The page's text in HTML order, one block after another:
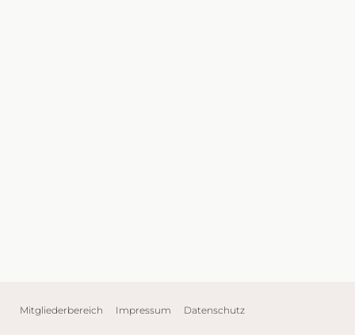
Mitgliederbereich Impressum Datenschutz